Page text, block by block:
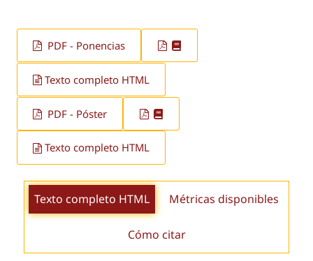
PDF - Ponencias
Texto completo HTML
PDF - Póster
Texto completo HTML
Texto completo HTML Métricas disponibles
Cómo citar